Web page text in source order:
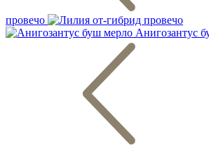
провечо
Анигозантус